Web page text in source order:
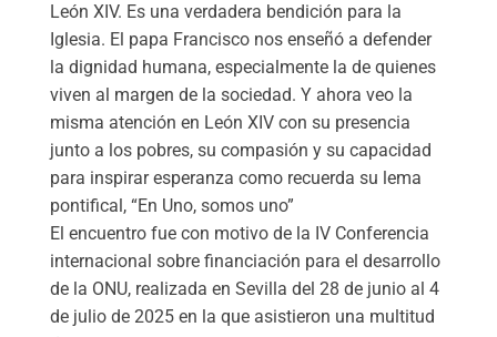
León XIV. Es una verdadera bendición para la
Iglesia. El papa Francisco nos enseñó a defender
la dignidad humana, especialmente la de quienes
viven al margen de la sociedad. Y ahora veo la
misma atención en León XIV con su presencia
junto a los pobres, su compasión y su capacidad
para inspirar esperanza como recuerda su lema
pontifical, “En Uno, somos uno”
El encuentro fue con motivo de la IV Conferencia
internacional sobre financiación para el desarrollo
de la ONU, realizada en Sevilla del 28 de junio al 4
de julio de 2025 en la que asistieron una multitud